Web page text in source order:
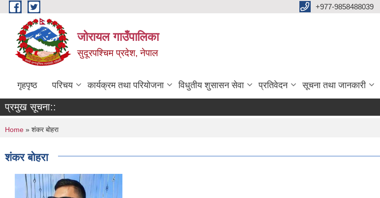
Skip to main content ‌+977-9858488039
जोरायल गाउँपालिका
सुदूरपश्चिम प्रदेश, नेपाल
गृहपृष्ठ परिचय कार्यक्रम तथा परियोजना विधुतीय शुसासन सेवा प्रतिवेदन सूचना तथा जानकारी
प्रमुख सूचना::
You are here
Home » शंकर बोहरा
शंकर बोहरा